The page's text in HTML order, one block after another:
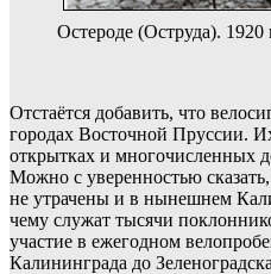
Остероде (Оструда). 1920
Отстаётся добавить, что
городах Восточной Пруссии.
открытках и многочисленных
Можно с уверенностью
не утрачены и в нынешнем
чему служат тысячи
участие в ежегодном
Калининграда до